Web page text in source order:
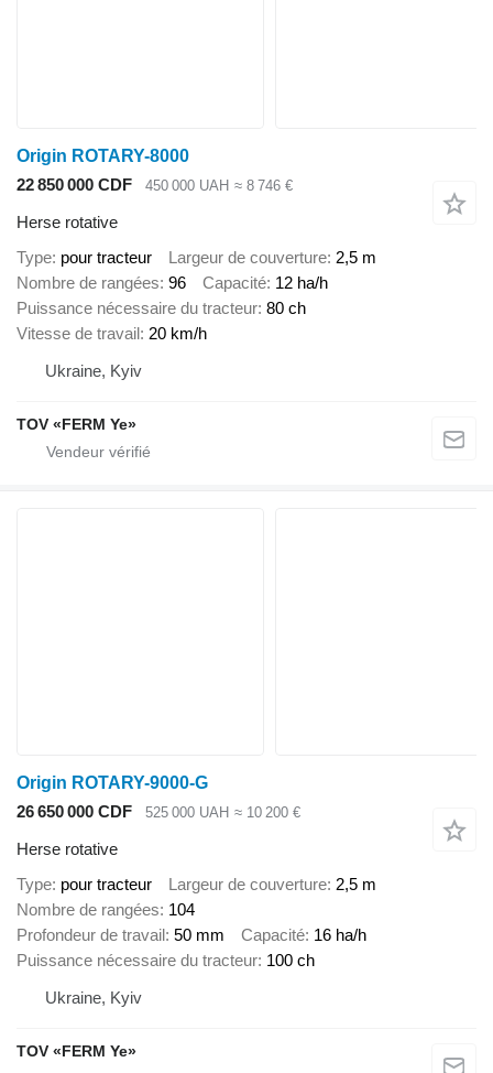
Origin ROTARY-8000
22 850 000 CDF
450 000 UAH ≈ 8 746 €
Herse rotative
Type pour tracteur Largeur de couverture 2,5 m
Nombre de rangées 96 Capacité 12 ha/h
Puissance nécessaire du tracteur 80 ch
Vitesse de travail 20 km/h
Ukraine, Kyiv
TOV «FERM Ye»
Origin ROTARY-9000-G
26 650 000 CDF
525 000 UAH ≈ 10 200 €
Herse rotative
Type pour tracteur Largeur de couverture 2,5 m
Nombre de rangées 104
Profondeur de travail 50 mm Capacité 16 ha/h
Puissance nécessaire du tracteur 100 ch
Ukraine, Kyiv
TOV «FERM Ye»